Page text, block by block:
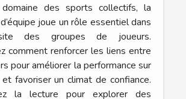
des sports collectifs, la
joue un rôle essentiel dans
des groupes de joueurs.
comment renforcer les liens entre
pour améliorer la performance sur
favoriser un climat de confiance.
la lecture pour explorer des